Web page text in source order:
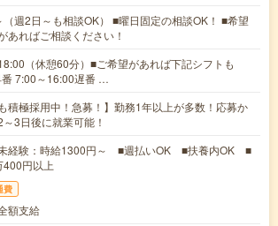
（週2日～も相談OK） ■曜日固定の相談OK！ ■希望
あればご相談ください！
（休憩60分）■ご希望があれば下記シフトも
番 7:00～16:00遅番 …
積極採用中！急募！】勤務1年以上が多数！応募か
～3日後に就業可能！
経験：時給1300円～ ■週払いOK ■扶養内OK ■
400円以上
費
額支給